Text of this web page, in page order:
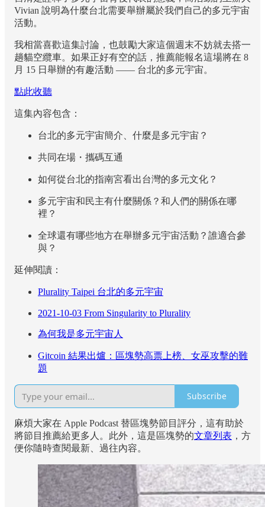
Vivian 說明為什麼台北需要舉辦屬於我們自己的多元宇宙
活動。
我相當喜歡這集討論，也鼓勵大家這個週末不妨就去搭一
趟貓空纜車。如果正好有空的話，推薦能報名這場將在 8
月 15 日舉辦的有趣活動 —— 台北的多元宇宙。
點此收聽
這集內容包含：
台北的多元宇宙簡介、什麼是多元宇宙？
共同在場・攜碼互通
如何從台北的指南宮看出台灣的多元文化？
多元宇宙和民主有什麼關係？和人們的關係在哪
裡？
全球還有哪些地方在舉辦多元宇宙活動？誰適合參
與？
延伸閱讀：
Plurality Taipei 台北的多元宇宙
2021-10-03 From Singularity to Plurality
為何我是多元宇宙人
Gitcoin 結果出爐：區塊勢高票上榜、女巫攻擊的難
題
Subscribe
麻煩大家在 Apple Podcast 替區塊勢節目評分，這有助於
將節目推薦給更多人。此外，這是區塊勢的文章列表 ，方
便你隨時查閱最新、過往內容。